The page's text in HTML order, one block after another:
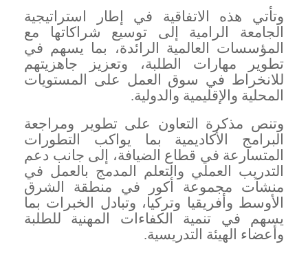
وتأتي هذه الاتفاقية في إطار استراتيجية
الجامعة الرامية إلى توسيع شراكاتها مع
المؤسسات العالمية الرائدة، بما يسهم في
تطوير مهارات الطلبة، وتعزيز جاهزيتهم
للانخراط في سوق العمل على المستويات
المحلية والإقليمية والدولية.
وتنص مذكرة التعاون على تطوير ومراجعة
البرامج الأكاديمية بما يواكب التطورات
المتسارعة في قطاع الضيافة، إلى جانب دعم
التدريب العملي والتعلم المدمج بالعمل في
منشآت مجموعة أكور في منطقة الشرق
الأوسط وأفريقيا وتركيا، وتبادل الخبرات بما
يسهم في تنمية الكفاءات المهنية للطلبة
وأعضاء الهيئة التدريسية.